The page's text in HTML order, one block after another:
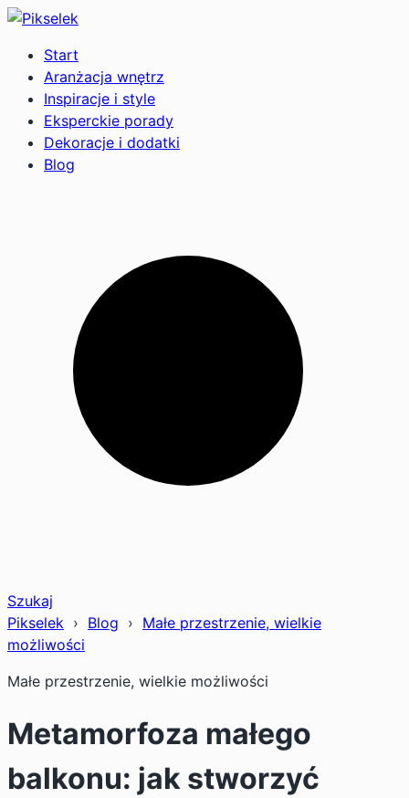
Start
Aranżacja wnętrz
Inspiracje i style
Eksperckie porady
Dekoracje i dodatki
Blog
Szukaj
Pikselek › Blog › Małe przestrzenie, wielkie
możliwości
Małe przestrzenie, wielkie możliwości
Metamorfoza małego
balkonu: jak stworzyć